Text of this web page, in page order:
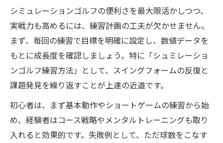
シミュレーションゴルフの便利さを最大限活かしつつ、
実戦力も高めるには、練習計画の工夫が欠かせません。
まず、毎回の練習で目標を明確に設定し、数値データを
もとに成長度を確認しましょう。特に「シュミレーショ
ンゴルフ練習方法」として、スイングフォームの反復と
課題発見を繰り返すことが上達の近道です。
初心者は、まず基本動作やショートゲームの練習から始
め、経験者はコース戦略やメンタルトレーニングも取り
入れると効果的です。失敗例として、ただ球数をこなす